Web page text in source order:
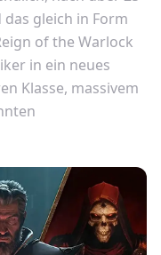
gleich in Form
of the Warlock
in ein neues
Klasse, massivem